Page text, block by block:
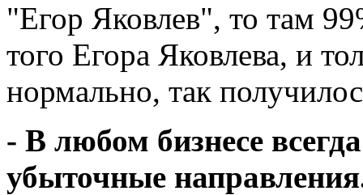
"Егор Яковлев", то там
того Егора Яковлева, и
нормально, так
- В любом бизнесе
убыточные